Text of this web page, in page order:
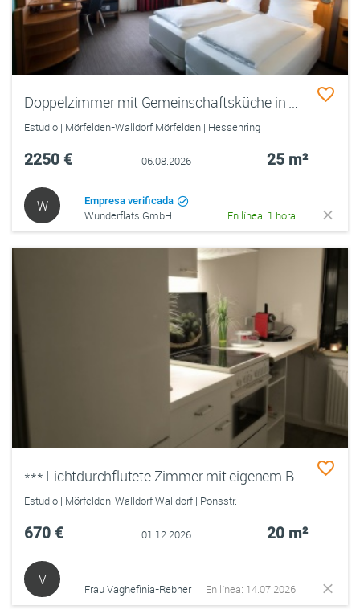
Doppelzimmer mit Gemeinschaftsküche in Frankfurt-Mörfelden
Estudio | Mörfelden-Walldorf Mörfelden | Hessenring
2250 € 06.08.2026 25 m²
W Empresa verificada
Wunderflats GmbH En línea: 1 hora
*** Lichtdurchflutete Zimmer mit eigenem Balkon, auch optimal für Flieger/Flughafen Personal ab 01.12. 2026***
Estudio | Mörfelden-Walldorf Walldorf | Ponsstr.
670 € 01.12.2026 20 m²
V
Frau Vaghefinia-Rebner En línea: 14.07.2026